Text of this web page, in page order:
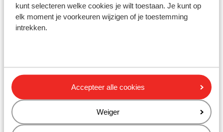
kunt selecteren welke cookies je wilt toestaan. Je kunt op
elk moment je voorkeuren wijzigen of je toestemming
intrekken.
Accepteer alle cookies
Weiger
Skipas
Skimateriaal
Andere accommodaties in Ski Juwel
Alpbachtal Wildschönau